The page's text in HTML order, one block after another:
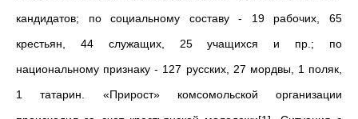
кандидатов; по социальному составу - 19 рабочих, 65
крестьян, 44 служащих, 25 учащихся и пр.; по
национальному признаку - 127 русских, 27 мордвы, 1 поляк,
1 татарин. «Прирост» комсомольской организации